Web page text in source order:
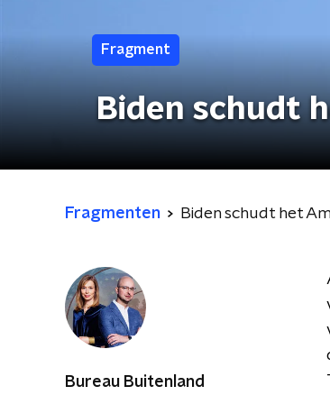
Fragment
Biden schudt
Fragmenten Biden schudt het
Bureau Buitenland